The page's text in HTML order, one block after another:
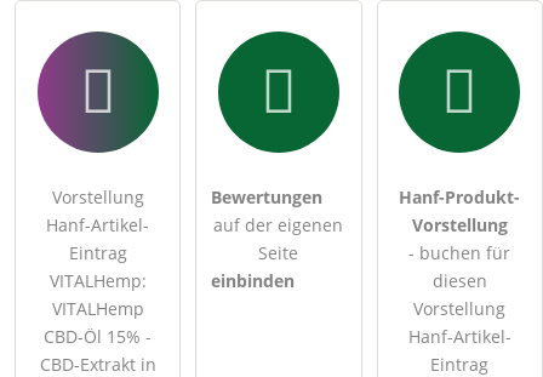
Vorstellung
Hanf-Artikel-
Eintrag
VITALHemp:
VITALHemp
CBD-Öl 15% -
CBD-Extrakt in
Bewertungen
auf der eigenen
Seite
einbinden
Hanf-Produkt-
Vorstellung
- buchen für
diesen
Vorstellung
Hanf-Artikel-
Eintrag